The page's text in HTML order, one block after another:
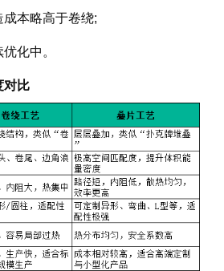
本略高于卷绕;
化中。
对比